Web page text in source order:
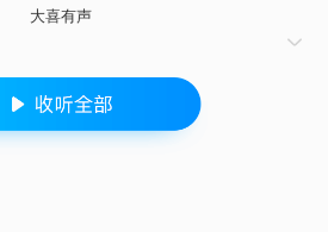
大喜有声